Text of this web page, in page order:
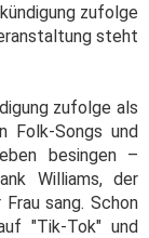
zufolge
steht
zufolge als
Folk-Songs und
besingen –
Williams, der
sang. Schon
"Tik-Tok" und